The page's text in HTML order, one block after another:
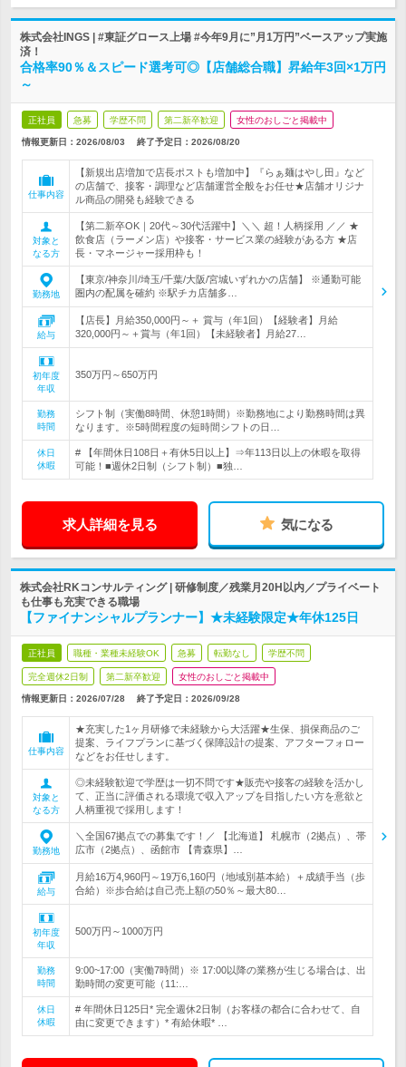
株式会社INGS | #東証グロース上場 #今年9月に”月1万円”ベースアップ実施
済！
合格率90％＆スピード選考可◎【店舗総合職】昇給年3回×1万円
～
正社員 急募 学歴不問 第二新卒歓迎 女性のおしごと掲載中
情報更新日：2026/08/03 終了予定日： 2026/08/20
仕事内容
【新規出店増加で店長ポストも増加中】『らぁ麺はやし田』など
の店舗で、接客・調理など店舗運営全般をお任せ★店舗オリジナ
ル商品の開発も経験できる
対象と
なる方
【第二新卒OK｜20代～30代活躍中】＼＼ 超！人柄採用 ／／ ★
飲食店（ラーメン店）や接客・サービス業の経験がある方 ★店
長・マネージャー採用枠も！
勤務地
【東京/神奈川/埼玉/千葉/大阪/宮城いずれかの店舗】 ※通勤可能
圏内の配属を確約 ※駅チカ店舗多…
給与
【店長】月給350,000円～＋ 賞与（年1回）【経験者】月給
320,000円～＋賞与（年1回）【未経験者】月給27…
初年度
年収
350万円～650万円
勤務
時間
シフト制（実働8時間、休憩1時間）※勤務地により勤務時間は異
なります。※5時間程度の短時間シフトの日…
休日
休暇
# 【年間休日108日＋有休5日以上】⇒年113日以上の休暇を取得
可能！■週休2日制（シフト制）■独…
求人詳細を見る 気になる
株式会社RKコンサルティング | 研修制度／残業月20H以内／プライベート
も仕事も充実できる職場
【ファイナンシャルプランナー】★未経験限定★年休125日
正社員 職種・業種未経験OK 急募 転勤なし 学歴不問
完全週休2日制 第二新卒歓迎 女性のおしごと掲載中
情報更新日：2026/07/28 終了予定日： 2026/09/28
仕事内容
★充実した1ヶ月研修で未経験から大活躍★生保、損保商品のご
提案、ライフプランに基づく保障設計の提案、アフターフォロー
などをお任せします。
対象と
なる方
◎未経験歓迎で学歴は一切不問です★販売や接客の経験を活かし
て、正当に評価される環境で収入アップを目指したい方を意欲と
人柄重視で採用します！
勤務地
＼全国67拠点での募集です！／ 【北海道】 札幌市（2拠点）、帯
広市（2拠点）、函館市 【青森県】…
給与
月給16万4,960円～19万6,160円（地域別基本給）＋成績手当（歩
合給）※歩合給は自己売上額の50％～最大80…
初年度
年収
500万円～1000万円
勤務
時間
9:00~17:00（実働7時間）※ 17:00以降の業務が生じる場合は、出
勤時間の変更可能（11:…
休日
休暇
# 年間休日125日* 完全週休2日制（お客様の都合に合わせて、自
由に変更できます）* 有給休暇* …